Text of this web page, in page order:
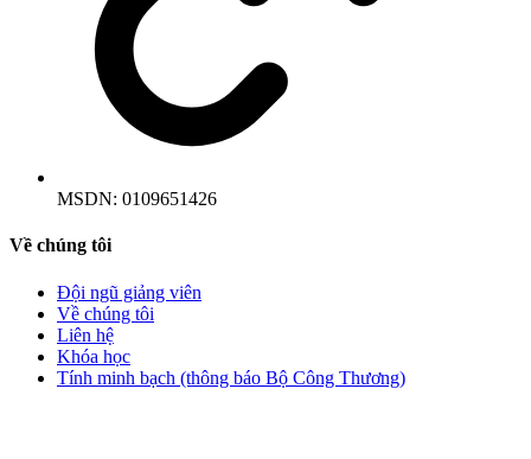
MSDN: 0109651426
Về chúng tôi
Đội ngũ giảng viên
Về chúng tôi
Liên hệ
Khóa học
Tính minh bạch (thông báo Bộ Công Thương)